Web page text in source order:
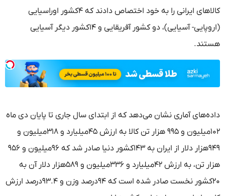
کالاهای ایرانی را به خود اختصاص دادند که ۴کشور اوراسیایی
(اروپایی- آسیایی)، دو کشور آفریقایی و ۱۴کشور دیگر آسیایی
هستند.
داده‌های آماری نشان می‌دهد که از ابتدای سال جاری تا پایان دی ماه
۱۰۲میلیون و ۹۹۵ هزار تن کالا به ارزش ۴۵میلیارد و ۳۱۸میلیون و
۹۴۹هزار دلار از ایران به ۱۴۳کشور دنیا صادر شد که ۹۶میلیون و ۹۵۶
هزار تن، به ارزش ۴۲میلیارد و ۳۳۶میلیون و ۵۸۹هزار دلار آن به
۲۰کشور نخست صادر شده است که ۹۴درصد وزن و ۹۳.۴درصد ارزش